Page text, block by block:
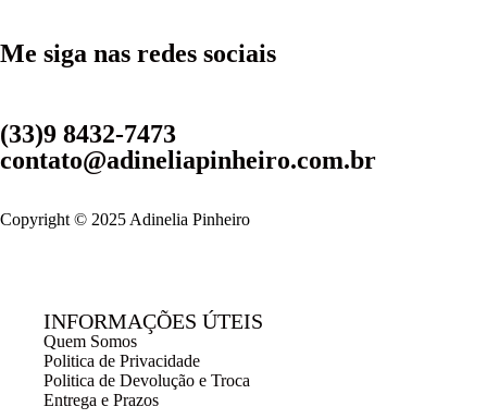
Me siga nas redes sociais
(33)9 8432-7473
contato@adineliapinheiro.com.br
Copyright © 2025 Adinelia Pinheiro
INFORMAÇÕES ÚTEIS
Quem Somos
Politica de Privacidade
Politica de Devolução e Troca
Entrega e Prazos